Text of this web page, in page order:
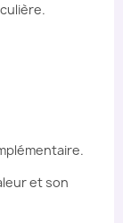
et son